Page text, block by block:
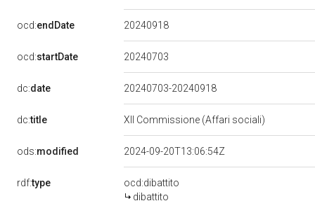
ocd:endDate 20240918
ocd:startDate 20240703
dc:date 20240703-20240918
dc:title XII Commissione (Affari sociali)
ods:modified 2024-09-20T13:06:54Z
rdf:type
ocd:dibattito
dibattito